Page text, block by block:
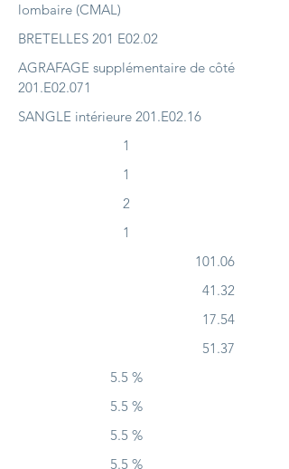
lombaire (CMAL)
BRETELLES 201 E02.02
AGRAFAGE supplémentaire de côté
201.E02.071
SANGLE intérieure 201.E02.16
1
1
2
1
101.06
41.32
17.54
51.37
5.5 %
5.5 %
5.5 %
5.5 %